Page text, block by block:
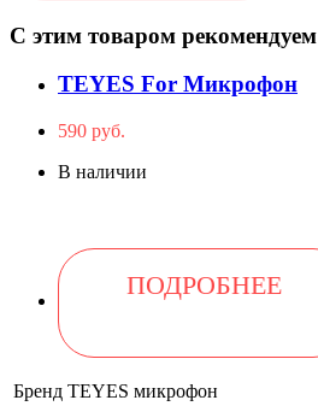
С этим товаром рекомендуем
TEYES For Микрофон
590 руб.
В наличии
ПОДРОБНЕЕ
Бренд TEYES микрофон